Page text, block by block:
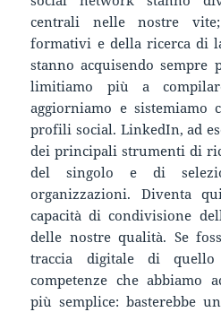
centrali nelle nostre
formativi e della ricerca di
stanno acquisendo sempre
limitiamo più a
aggiorniamo e sistemiamo
profili social. LinkedIn, ad
dei principali strumenti di
del singolo e di
organizzazioni. Diventa
capacità di condivisione
delle nostre qualità. Se
traccia digitale di quello
competenze che abbiamo
più semplice: basterebbe